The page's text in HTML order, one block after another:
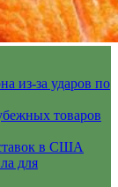
из-за ударов по
товаров
в США
для